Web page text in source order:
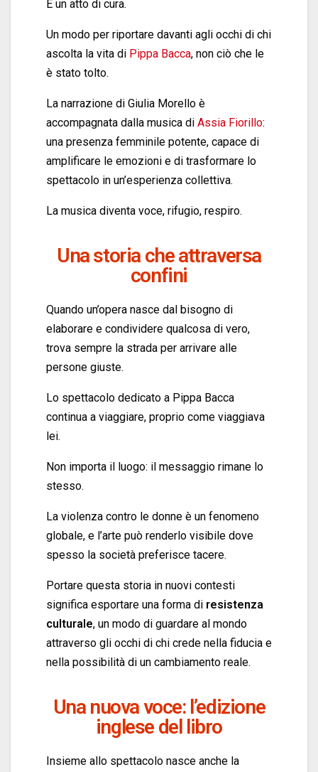
È un atto di cura.
Un modo per riportare davanti agli occhi di chi
ascolta la vita di Pippa Bacca, non ciò che le
è stato tolto.
La narrazione di Giulia Morello è
accompagnata dalla musica di Assia Fiorillo:
una presenza femminile potente, capace di
amplificare le emozioni e di trasformare lo
spettacolo in un’esperienza collettiva.
La musica diventa voce, rifugio, respiro.
Una storia che attraversa
confini
Quando un’opera nasce dal bisogno di
elaborare e condividere qualcosa di vero,
trova sempre la strada per arrivare alle
persone giuste.
Lo spettacolo dedicato a Pippa Bacca
continua a viaggiare, proprio come viaggiava
lei.
Non importa il luogo: il messaggio rimane lo
stesso.
La violenza contro le donne è un fenomeno
globale, e l’arte può renderlo visibile dove
spesso la società preferisce tacere.
Portare questa storia in nuovi contesti
significa esportare una forma di resistenza
culturale, un modo di guardare al mondo
attraverso gli occhi di chi crede nella fiducia e
nella possibilità di un cambiamento reale.
Una nuova voce: l’edizione
inglese del libro
Insieme allo spettacolo nasce anche la